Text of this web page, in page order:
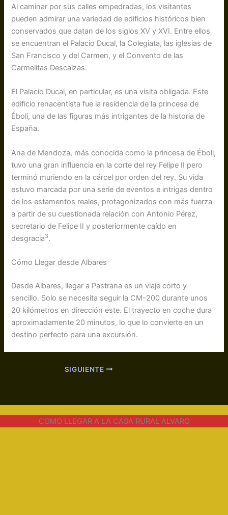
Al caminar por sus calles empedradas, los visitantes
pueden admirar una variedad de edificios históricos bien
conservados que datan de los siglos XV y XVI. Entre ellos
se encuentran el Palacio Ducal, la Colegiata, las iglesias de
San Francisco y del Carmen, y el Convento de las
Carmelitas Descalzas.
El Palacio Ducal, en particular, es una visita obligada. Este
edificio renacentista fue la residencia de la princesa de
Éboli, una de las figuras más intrigantes de la historia de
España.
Ana de Mendoza, más conocida como la princesa de Éboli,
tuvo una gran influencia en la corte del rey Felipe II pero
terminó muriendo en la cárcel por orden del rey. Su vida
estuvo marcada por una serie de eventos e intrigas dentro
de los estamentos reales, protagonizados con más fuerza
a partir de su cuestionada relación con Antonio Pérez,
secretario de Felipe II y posteriormente caído en
desgracia3.
Cómo Llegar desde Albares
Desde Albares, llegar a Pastrana es un viaje corto y
sencillo. Solo se necesita seguir la CM-200 durante unos
20 kilómetros en dirección este. El trayecto en coche dura
aproximadamente 20 minutos, lo que lo convierte en un
destino perfecto para una excursión.
SIGUIENTE
COMO LLEGAR A LA CASA RURAL ALVARO